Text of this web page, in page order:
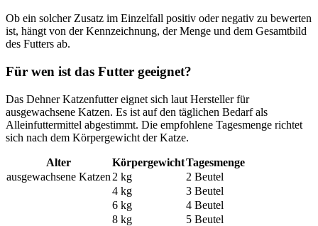
Ob ein solcher Zusatz im Einzelfall positiv oder negativ zu bewerten
ist, hängt von der Kennzeichnung, der Menge und dem Gesamtbild
des Futters ab.
Für wen ist das Futter geeignet?
Das Dehner Katzenfutter eignet sich laut Hersteller für
ausgewachsene Katzen. Es ist auf den täglichen Bedarf als
Alleinfuttermittel abgestimmt. Die empfohlene Tagesmenge richtet
sich nach dem Körpergewicht der Katze.
Alter KörpergewichtTagesmenge
ausgewachsene Katzen 2 kg
2 Beutel
4 kg
3 Beutel
6 kg
4 Beutel
8 kg
5 Beutel